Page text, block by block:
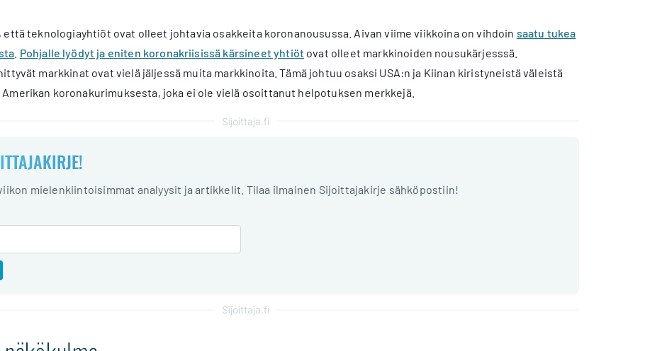
teknologiayhtiöt ovat olleet johtavia osakkeita koronanousussa. Aivan viime viikkoina on vihdoin saatu tukea
Pohjalle lyödyt ja eniten koronakriisissä kärsineet yhtiötovat olleet markkinoiden nousukärjesssä.
markkinat ovat vielä jäljessä muita markkinoita. Tämä johtuu osaksi USA:n ja Kiinan kiristyneistä väleistä
koronakurimuksesta, joka ei ole vielä osoittanut helpotuksen merkkejä.
Sijoittaja.fi
mielenkiintoisimmat analyysit ja artikkelit. Tilaa ilmainen Sijoittajakirje sähköpostiin!
Sijoittaja.fi